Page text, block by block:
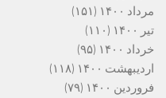
مرداد ۱۴۰۰
(۱۵۱)
تیر ۱۴۰۰
(۱۱۰)
خرداد ۱۴۰۰
(۹۵)
اردیبهشت ۱۴۰۰
(۱۱۸)
فروردین ۱۴۰۰
(۷۹)